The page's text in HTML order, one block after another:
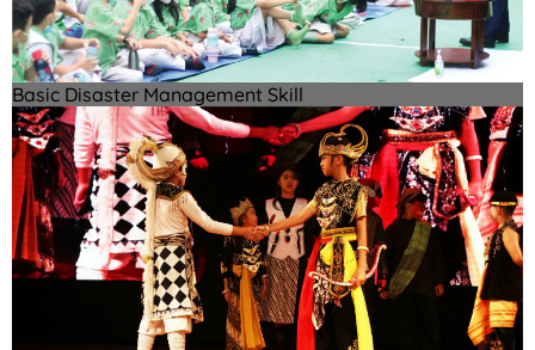
Basic Disaster Management Skill